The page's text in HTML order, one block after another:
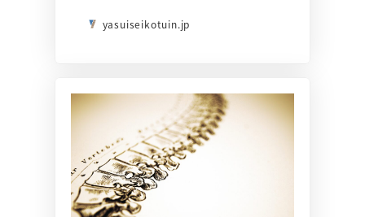
yasuiseikotuin.jp